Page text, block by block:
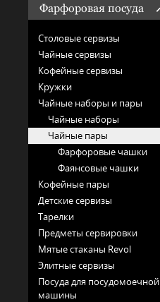
Фарфоровая посуда
Столовые сервизы
Чайные сервизы
Кофейные сервизы
Кружки
Чайные наборы и пары
Чайные наборы
Чайные пары
Фарфоровые чашки
Фаянсовые чашки
Кофейные пары
Детские сервизы
Тарелки
Предметы сервировки
Мятые стаканы Revol
Элитные сервизы
Посуда для посудомоечной
машины